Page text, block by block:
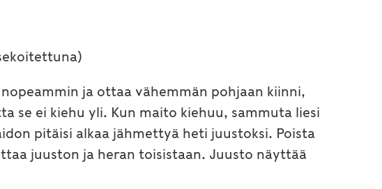
ja ottaa vähemmän pohjaan kiinni,
se ei kiehu yli. Kun maito kiehuu, sammuta liesi
pitäisi alkaa jähmettyä heti juustoksi. Poista
juuston ja heran toisistaan. Juusto näyttää